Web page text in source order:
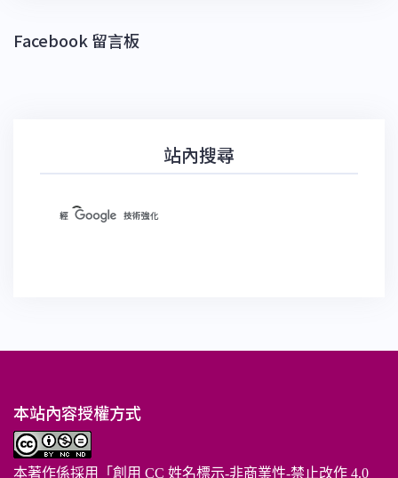
Facebook 留言板
站內搜尋
本站內容授權方式
本著作係採用「 創用 CC 姓名標示-非商業性-禁止改作 4.0